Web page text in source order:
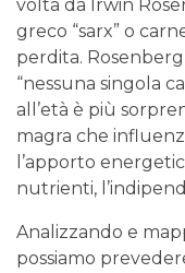
volta da Irwin
greco “sarx” o
perdita.
“nessuna singola
all’età è più
magra che
l’apporto
nutrienti,
Analizzando e
possiamo